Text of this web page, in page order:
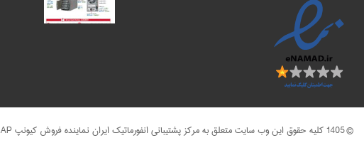
© 1405 کلیه حقوق این وب سایت متعلق به مرکز پشتیبانی انفورماتیک ایران نماینده فروش کیونپ QNAP می باشد .